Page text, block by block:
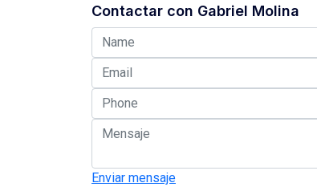
Contactar con Gabriel Molina
Enviar mensaje